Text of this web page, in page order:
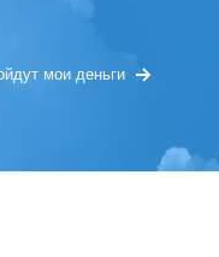
мои деньги